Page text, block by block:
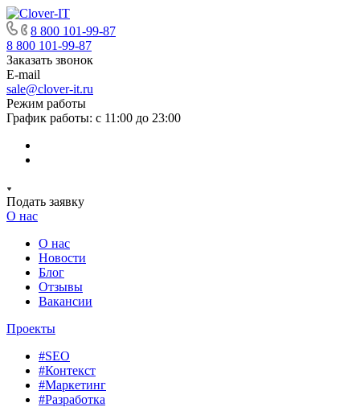
8 800 101-99-87
8 800 101-99-87
Заказать звонок
E-mail
sale@clover-it.ru
Режим работы
График работы: с 11:00 до 23:00
Подать заявку
О нас
О нас
Новости
Блог
Отзывы
Вакансии
Проекты
#SEO
#Контекст
#Маркетинг
#Разработка